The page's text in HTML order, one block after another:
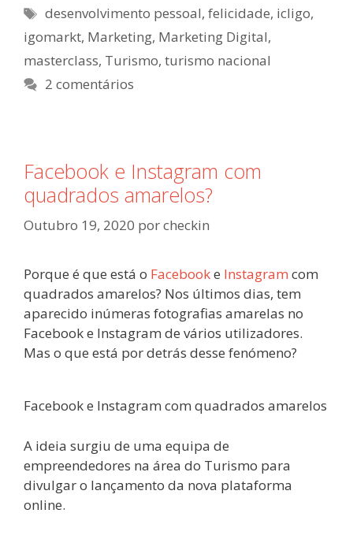
desenvolvimento pessoal,felicidade, icligo,
igomarkt, Marketing, Marketing Digital,
masterclass, Turismo, turismo nacional
2 comentários
Facebook e Instagram com
quadrados amarelos?
Outubro 19, 2020 porcheckin
Porque é que está o Facebooke Instagram com
quadrados amarelos? Nos últimos dias, tem
aparecido inúmeras fotografias amarelas no
Facebook e Instagram de vários utilizadores.
Mas o que está por detrás desse fenómeno?
Facebook e Instagram com quadrados amarelos
A ideia surgiu de uma equipa de
empreendedores na área do Turismo para
divulgar o lançamento da nova plataforma
online.